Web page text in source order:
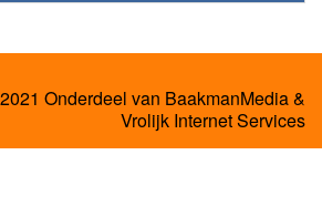
Onderdeel van BaakmanMedia&
Vrolijk Internet Services